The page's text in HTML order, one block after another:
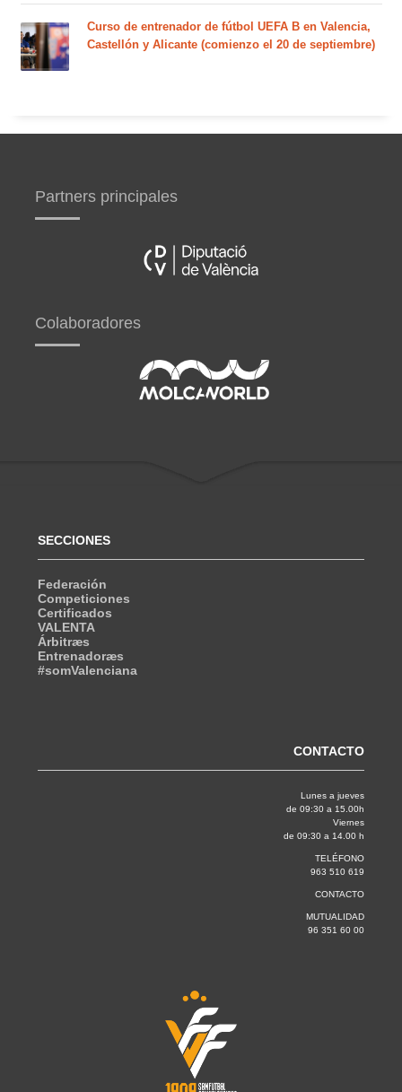
Curso de entrenador de fútbol UEFA B en Valencia,
Castellón y Alicante (comienzo el 20 de septiembre)
Partners principales
Colaboradores
SECCIONES
Federación
Competiciones
Certificados
VALENTA
Árbitræs
Entrenadoræs
#somValenciana
CONTACTO
Lunes a jueves
de 09:30 a 15.00h
Viernes
de 09:30 a 14.00 h
TELÉFONO
963 510 619
CONTACTO
MUTUALIDAD
96 351 60 00